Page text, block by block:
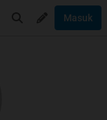
Masuk